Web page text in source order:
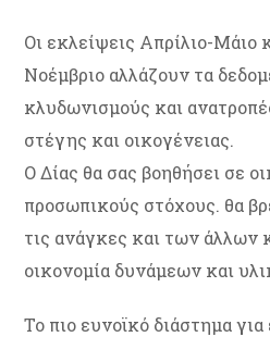
Οι εκλείψεις Απρίλιο-Μάιο
Νοέμβριο αλλάζουν τα
κλυδωνισμούς και
στέγης και οικογένειας.
Ο Δίας θα σας βοηθήσει σε
προσωπικούς στόχους. θα
τις ανάγκες και των άλλων
οικονομία δυνάμεων και
Το πιο ευνοϊκό διάστημα